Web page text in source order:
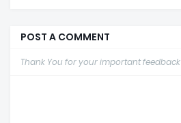
POST A COMMENT
Thank You for your important feedback